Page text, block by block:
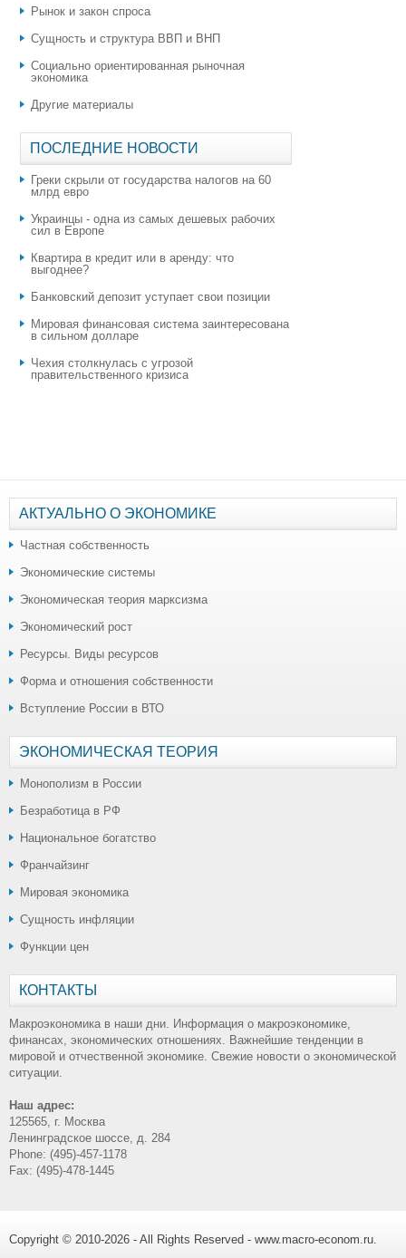
Рынок и закон спроса
Сущность и структура ВВП и ВНП
Социально ориентированная рыночная
экономика
Другие материалы
ПОСЛЕДНИЕ НОВОСТИ
Греки скрыли от государства налогов на 60
млрд евро
Украинцы - одна из самых дешевых рабочих
сил в Европе
Квартира в кредит или в аренду: что
выгоднее?
​Банковский депозит уступает свои позиции
Мировая финансовая система заинтересована
в сильном долларе
Чехия столкнулась с угрозой
правительственного кризиса
АКТУАЛЬНО О ЭКОНОМИКЕ
Частная собственность
Экономические системы
Экономическая теория марксизма
Экономический рост
Ресурсы. Виды ресурсов
Форма и отношения собственности
Вступление России в ВТО
ЭКОНОМИЧЕСКАЯ ТЕОРИЯ
Монополизм в России
Безработица в РФ
Национальное богатство
Франчайзинг
Мировая экономика
Сущность инфляции
Функции цен
КОНТАКТЫ
Макроэкономика в наши дни. Информация о макроэкономике,
финансах, экономических отношениях. Важнейшие тенденции в
мировой и отчественной экономике. Свежие новости о экономической
ситуации.
Наш адрес:
125565, г. Москва
Ленинградское шоссе, д. 284
Phone: (495)-457-1178
Fax: (495)-478-1445
Copyright © 2010-2026 - All Rights Reserved - www.macro-econom.ru.